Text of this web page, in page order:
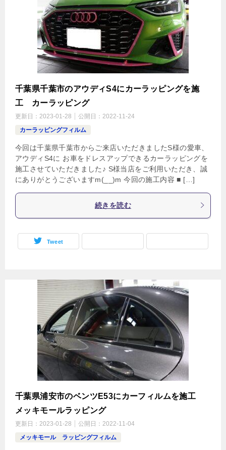
千葉県千葉市のアウディS4にカーラッピングを施
工 カーラッピング
更新日： 2023-01-28 公開日： 2022-11-24
カーラッピングフィルム
今回は千葉県千葉市からご来店いただきましたS様の愛車、
アウディS4に お車をドレスアップできるカーラッピングを
施工させていただきました♪ S様当店をご利用いただき、誠
にありがとうございますm(__)m 今回の施工内容 ■ […]
続きを読む
Tweet
千葉県浦安市のベンツE53にカーフィルムを施工
メッキモールラッピング
更新日： 2023-01-28 公開日： 2022-11-04
メッキモール ラッピングフィルム